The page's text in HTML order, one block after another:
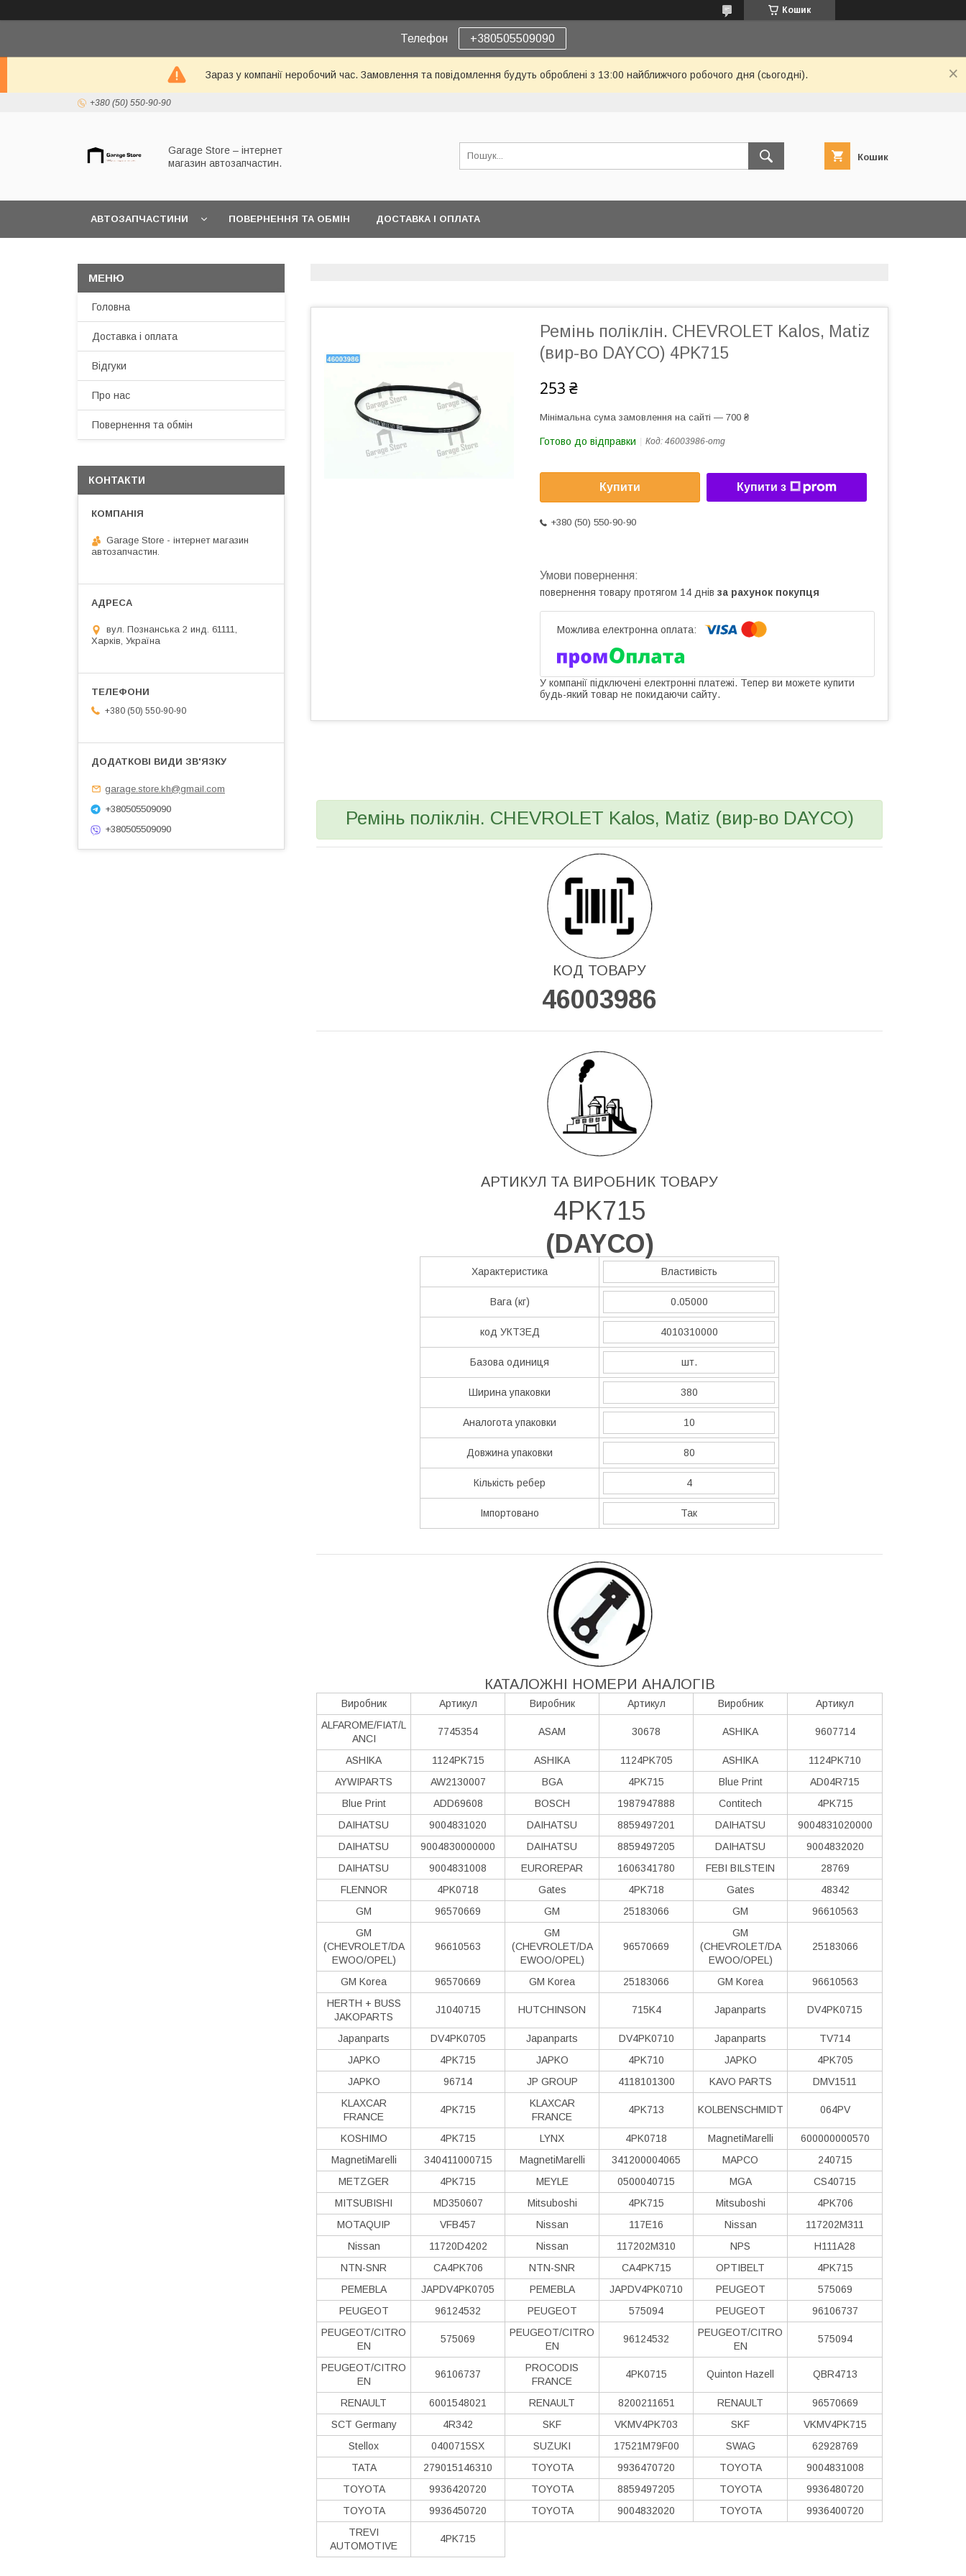
Кошик
Телефон +380505509090
Зараз у компанії неробочий час. Замовлення та повідомлення будуть оброблені з 13:00 найближчого робочого дня (сьогодні).
+380 (50) 550-90-90
Garage Store – інтернет
магазин автозапчастин.
Кошик
АВТОЗАПЧАСТИНИ ПОВЕРНЕННЯ ТА ОБМІН ДОСТАВКА І ОПЛАТА
Ремінь поліклін. CHEVROLET Kalos, Matiz
(вир-во DAYCO) 4PK715
253 ₴
Мінімальна сума замовлення на сайті — 700 ₴
Готово до відправки Код: 46003986-omg
Купити Купити з
+380 (50) 550-90-90
повернення товару протягом 14 днів за рахунок покупця
У компанії підключені електронні платежі. Тепер ви можете купити
будь-який товар не покидаючи сайту.
Ремінь поліклін. CHEVROLET Kalos, Matiz (вир-во DAYCO)
КОД ТОВАРУ
46003986
АРТИКУЛ ТА ВИРОБНИК ТОВАРУ
4PK715
(DAYCO)
Характеристика Властивість
Вага (кг) 0.05000
код УКТЗЕД 4010310000
Базова одиниця шт.
Ширина упаковки 380
Аналогота упаковки 10
Довжина упаковки 80
Кількість ребер 4
Імпортовано Так
КАТАЛОЖНІ НОМЕРИ АНАЛОГІВ
Виробник Артикул Виробник Артикул Виробник
Артикул
ALFAROME/FIAT/L
ANCI
7745354 ASAM 30678 ASHIKA 9607714
ASHIKA 1124PK715 ASHIKA 1124PK705 ASHIKA
1124PK710
AYWIPARTS
AW2130007 BGA 4PK715 Blue Print
AD04R715
Blue Print
ADD69608 BOSCH 1987947888 Contitech
4PK715
DAIHATSU
9004831020 DAIHATSU 8859497201 DAIHATSU
9004831020000
DAIHATSU
9004830000000 DAIHATSU 8859497205 DAIHATSU
9004832020
DAIHATSU
9004831008 EUROREPAR 1606341780 FEBI BILSTEIN
28769
FLENNOR
4PK0718 Gates 4PK718 Gates
48342
GM
96570669 GM 25183066 GM
96610563
GM
(CHEVROLET/DA
EWOO/OPEL)
96610563
GM
(CHEVROLET/DA
EWOO/OPEL)
96570669
GM
(CHEVROLET/DA
EWOO/OPEL)
25183066
GM Korea 96570669 GM Korea 25183066 GM Korea
96610563
HERTH + BUSS
JAKOPARTS
J1040715 HUTCHINSON 715K4 Japanparts DV4PK0715
Japanparts DV4PK0705 Japanparts DV4PK0710 Japanparts
TV714
JAPKO
4PK715 JAPKO 4PK710 JAPKO
4PK705
JAPKO
96714 JP GROUP 4118101300 KAVO PARTS
DMV1511
KLAXCAR
FRANCE
4PK715
KLAXCAR
FRANCE
4PK713 KOLBENSCHMIDT 064PV
KOSHIMO 4PK715 LYNX 4PK0718 MagnetiMarelli
600000000570
MagnetiMarelli
340411000715 MagnetiMarelli 341200004065 MAPCO
240715
METZGER
4PK715 MEYLE 0500040715 MGA
CS40715
MITSUBISHI
MD350607 Mitsuboshi 4PK715 Mitsuboshi
4PK706
MOTAQUIP
VFB457 Nissan 117E16 Nissan
117202M311
Nissan
11720D4202 Nissan 117202M310 NPS
H111A28
NTN-SNR
CA4PK706 NTN-SNR CA4PK715 OPTIBELT
4PK715
PEMEBLA
JAPDV4PK0705 PEMEBLA JAPDV4PK0710 PEUGEOT
575069
PEUGEOT
96124532 PEUGEOT 575094 PEUGEOT
96106737
PEUGEOT/CITRO
EN
575069
PEUGEOT/CITRO
EN
96124532
PEUGEOT/CITRO
EN
575094
PEUGEOT/CITRO
EN
96106737
PROCODIS
FRANCE
4PK0715 Quinton Hazell QBR4713
RENAULT 6001548021 RENAULT 8200211651 RENAULT
96570669
SCT Germany
4R342 SKF VKMV4PK703 SKF
VKMV4PK715
Stellox
0400715SX SUZUKI 17521M79F00 SWAG
62928769
TATA
279015146310 TOYOTA 9936470720 TOYOTA
9004831008
TOYOTA
9936420720 TOYOTA 8859497205 TOYOTA
9936480720
TOYOTA
9936450720 TOYOTA 9004832020 TOYOTA
9936400720
TREVI
AUTOMOTIVE
4PK715
Головна
Доставка і оплата
Відгуки
Про нас
Повернення та обмін
КОНТАКТИ
Garage Store - інтернет магазин
автозапчастин.
вул. Познанська 2 инд. 61111,
Харків, Україна
+380 (50) 550-90-90
garage.store.kh@gmail.com
+380505509090
+380505509090